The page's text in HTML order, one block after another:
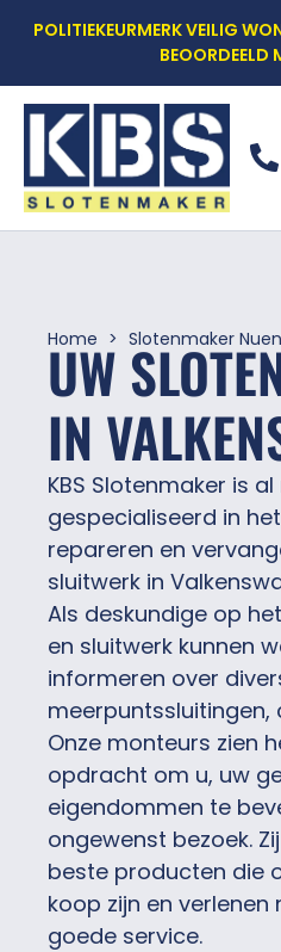
POLITIEKEURMERK VEILIG
BEOORDEELD
Home Slotenmaker
UW
IN
KBS Slotenmaker is
gespecialiseerd in
repareren en
sluitwerk in
Als deskundige op
en sluitwerk kunnen
informeren over
meerpuntssluitingen,
Onze monteurs zien
opdracht om u, uw
eigendommen te
ongewenst bezoek.
beste producten die
koop zijn en
goede service.